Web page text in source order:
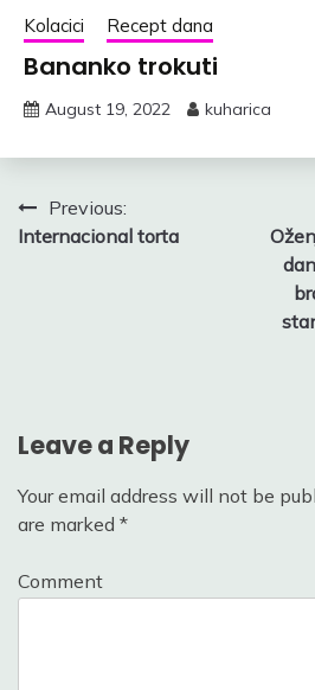
Kolacici Recept dana
Bananko trokuti
August 19, 2022 kuharica
Post
navigation
Previous:
Internacional torta
Leave a Reply
Your email address will not be
are marked *
Comment